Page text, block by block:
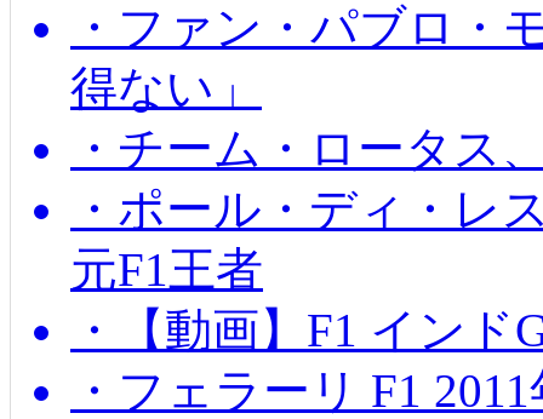
・ファン・パブロ・
得ない」
・チーム・ロータス
・ポール・ディ・レ
元F1王者
・【動画】F1 イン
・フェラーリ F1